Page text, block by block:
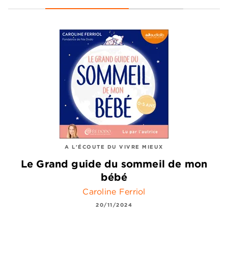
A L'ÉCOUTE DU VIVRE MIEUX
Le Grand guide du sommeil de mon
bébé
Caroline Ferriol
20/11/2024